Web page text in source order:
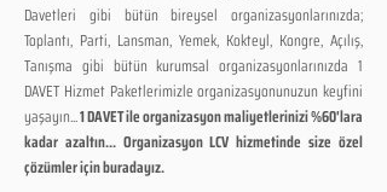
Davetleri gibi bütün bireysel organizasyonlarınızda;
Toplantı, Parti, Lansman, Yemek, Kokteyl, Kongre, Açılış,
Tanışma gibi bütün kurumsal organizasyonlarınızda 1
DAVET Hizmet Paketlerimizle organizasyonunuzun keyfini
yaşayın...1 DAVET ile organizasyon maliyetlerinizi %60'lara
kadar azaltın... Organizasyon LCV hizmetinde size özel
çözümler için buradayız.